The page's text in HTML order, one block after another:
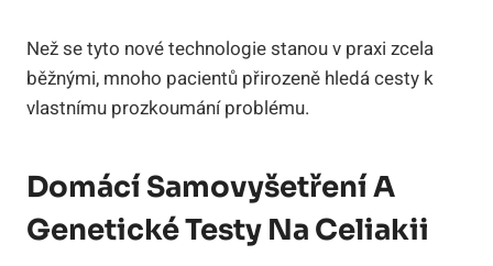
Než se tyto nové technologie stanou v praxi zcela
běžnými, mnoho pacientů přirozeně hledá cesty k
vlastnímu prozkoumání problému.
Domácí Samovyšetření A
Genetické Testy Na Celiakii